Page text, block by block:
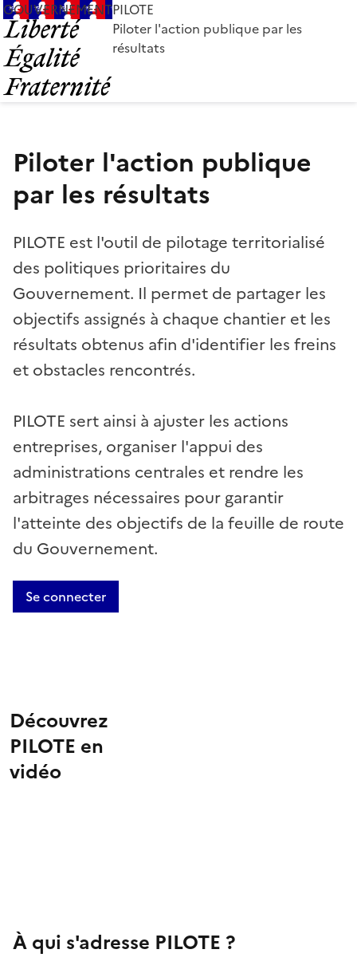
GOUVERNEMENTPILOTE
Piloter l'action publique par les
résultats
Piloter l'action publique
par les résultats
PILOTE est l'outil de pilotage territorialisé
des politiques prioritaires du
Gouvernement. Il permet de partager les
objectifs assignés à chaque chantier et les
résultats obtenus afin d'identifier les freins
et obstacles rencontrés.
PILOTE sert ainsi à ajuster les actions
entreprises, organiser l'appui des
administrations centrales et rendre les
arbitrages nécessaires pour garantir
l'atteinte des objectifs de la feuille de route
du Gouvernement.
Se connecter
Découvrez
PILOTE en
vidéo
À qui s'adresse PILOTE ?